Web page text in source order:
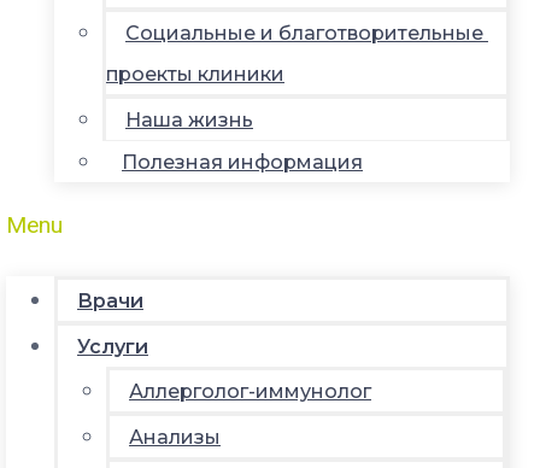
Социальные и благотворительные
проекты клиники
Наша жизнь
Полезная информация
Menu
Врачи
Услуги
Аллерголог-иммунолог
Анализы